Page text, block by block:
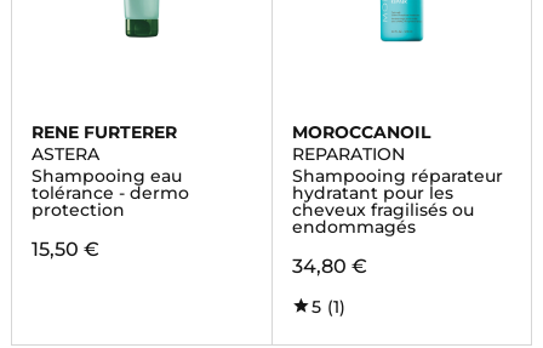
RENE FURTERER
ASTERA
Shampooing eau
tolérance - dermo
protection
15,50 €
MOROCCANOIL
REPARATION
Shampooing réparateur
hydratant pour les
cheveux fragilisés ou
endommagés
34,80 €
5 (1)